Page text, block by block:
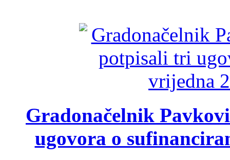
Gradonačelnik
ugovora o